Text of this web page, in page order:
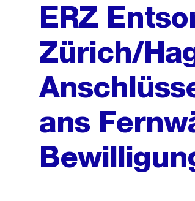
ERZ
Zürich/
ans